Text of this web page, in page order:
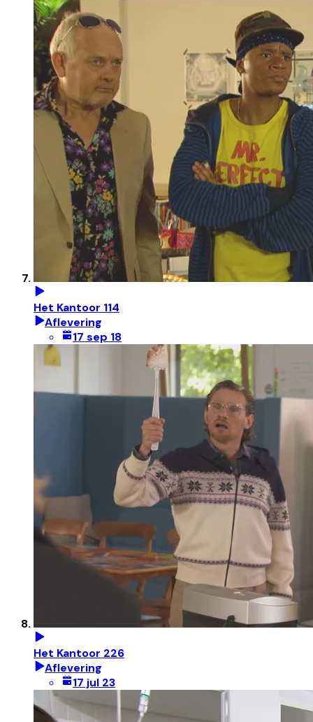
Het Kantoor 114
Aflevering
17 sep 18
Het Kantoor 226
Aflevering
17 jul 23